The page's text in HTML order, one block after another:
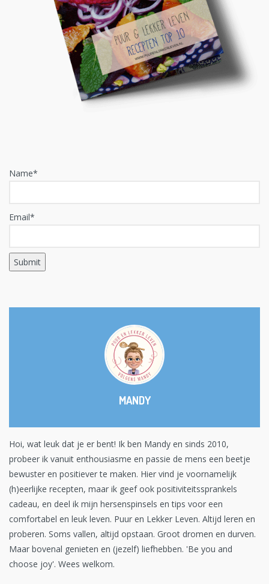
Name*
Email*
MANDY
Hoi, wat leuk dat je er bent! Ik ben Mandy en sinds 2010,
probeer ik vanuit enthousiasme en passie de mens een beetje
bewuster en positiever te maken. Hier vind je voornamelijk
(h)eerlijke recepten, maar ik geef ook positiviteitssprankels
cadeau, en deel ik mijn hersenspinsels en tips voor een
comfortabel en leuk leven. Puur en Lekker Leven. Altijd leren en
proberen. Soms vallen, altijd opstaan. Groot dromen en durven.
Maar bovenal genieten en (jezelf) liefhebben. 'Be you and
choose joy'. Wees welkom.